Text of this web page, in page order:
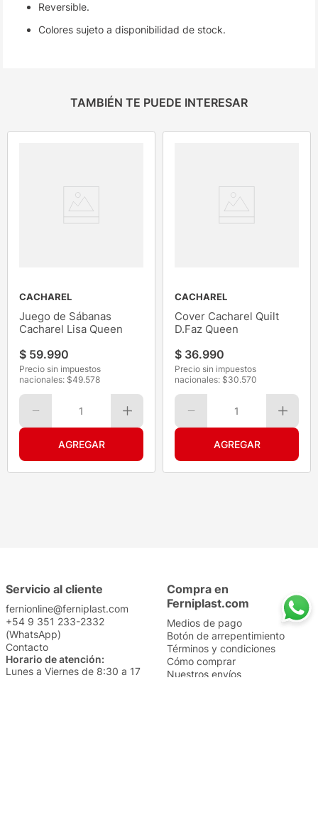
Reversible.
Colores sujeto a disponibilidad de stock.
TAMBIÉN TE PUEDE INTERESAR
CACHAREL
Juego de Sábanas
Cacharel Lisa Queen
$ 59.990
Precio sin impuestos
nacionales: $49.578
1
CACHAREL
Cover Cacharel Quilt
D.Faz Queen
$ 36.990
Precio sin impuestos
nacionales: $30.570
1
Servicio al cliente
fernionline@ferniplast.com
+54 9 351 233-2332
(WhatsApp)
Contacto
Horario de atención:
Lunes a Viernes de 8:30 a 17
Compra en
Ferniplast.com
Medios de pago
Botón de arrepentimiento
Términos y condiciones
Cómo comprar
Nuestros envíos